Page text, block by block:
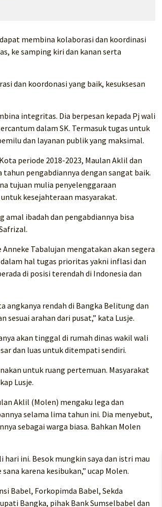
membina kolaborasi dan koordinasi
ke samping kiri dan kanan serta
dan koordonasi yang baik, kesuksesan
integritas. Dia berpesan kepada Pj wali
dalam SK. Termasuk tugas untuk
dan layanan publik yang maksimal.
periode 2018-2023, Maulan Aklil dan
pengabdiannya dengan sangat baik.
tujuan mulia penyelenggaraan
kesejahteraan masyarakat.
amal ibadah dan pengabdiannya bisa
Tabalujan mengatakan akan segera
hal tugas prioritas yakni inflasi dan
di posisi terendah di Indonesia dan
rendah di Bangka Belitung dan
arahan dari pusat,” kata Lusje.
akan tinggal di rumah dinas wakil wali
dan luas untuk ditempati sendiri.
untuk ruang pertemuan. Masyarakat
Lusje.
Aklil (Molen) mengaku lega dan
selama lima tahun ini. Dia menyebut,
sebagai warga biasa. Bahkan Molen
hari ini. Besok mungkin saya dan istri mau
karena kesibukan,” ucap Molen.
Babel, Forkopimda Babel, Sekda
Bangka, pihak Bank Sumselbabel dan